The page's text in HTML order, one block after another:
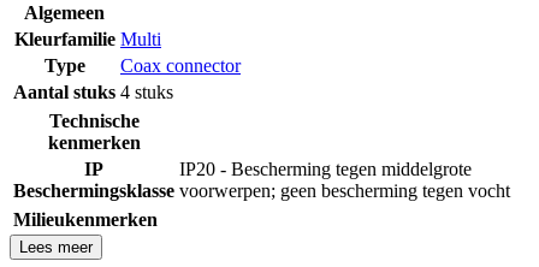
Algemeen
Kleurfamilie Multi
Type
Coax connector
Aantal stuks 4 stuks
Technische
kenmerken
IP
Beschermingsklasse
IP20 - Bescherming tegen middelgrote
voorwerpen; geen bescherming tegen vocht
Milieukenmerken
Lees meer